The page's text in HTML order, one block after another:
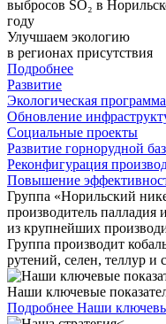
выбросов SO₂ в
году
Улучшаем экологию
в регионах присутствия
Подробнее
Развитие
Экологическая
Обновление
Социальные проекты
Развитие горнорудной
Реконфигурация
Повышение
Группа «Норильский
производитель
из крупнейших
Группа производит
рутений, селен, теллур и
Наши ключевые
Подробнее Наши